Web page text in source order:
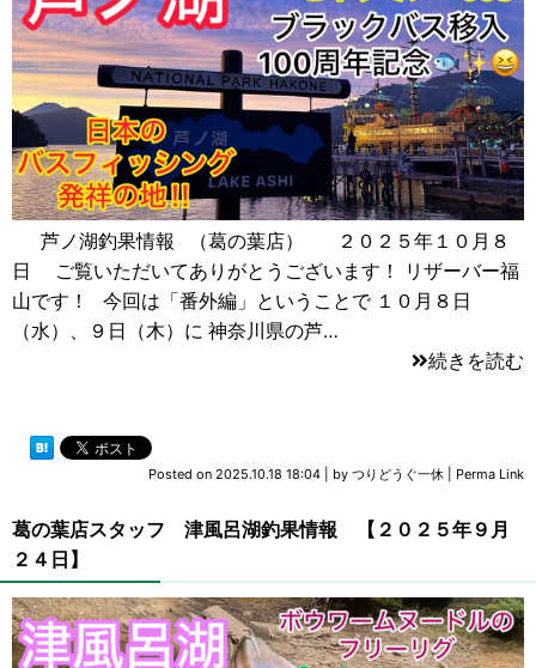
芦ノ湖釣果情報 （葛の葉店） ２０２５年１０月８
日 ご覧いただいてありがとうございます！ リザーバー福
山です！ 今回は「番外編」ということで １０月８日
（水）、９日（木）に 神奈川県の芦…
続きを読む
Posted on 2025.10.18 18:04 by つりどうぐ一休 Perma Link
葛の葉店スタッフ 津風呂湖釣果情報 【２０２５年９月
２４日】